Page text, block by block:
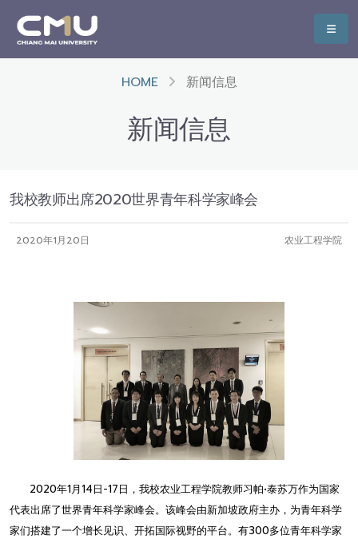
HOME 新闻信息
新闻信息
我校教师出席2020世界青年科学家峰会
2020年1月20日 农业工程学院
2020年1月14日-17日，我校农业工程学院教师习帕•泰苏万作为国家
代表出席了世界青年科学家峰会。该峰会由新加坡政府主办，为青年科学
家们搭建了一个增长见识、开拓国际视野的平台。有300多位青年科学家